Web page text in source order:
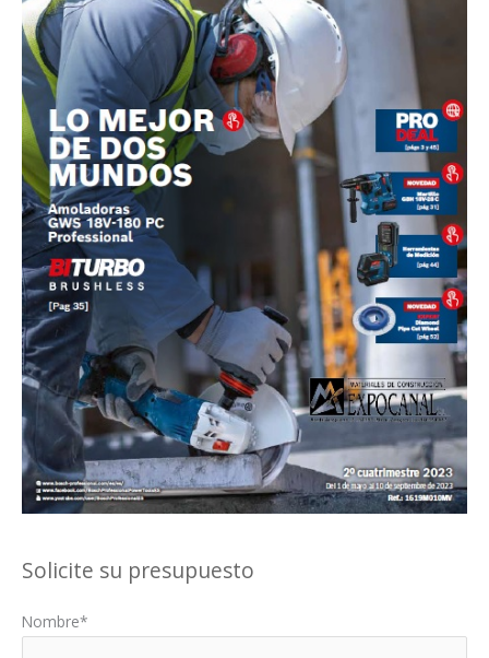
Solicite su presupuesto
Nombre*